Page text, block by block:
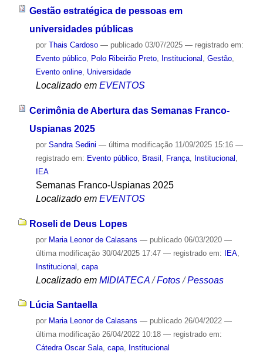
Gestão estratégica de pessoas em
universidades públicas
por Thais Cardoso — publicado03/07/2025 — registrado em:
Evento público, Polo Ribeirão Preto, Institucional , Gestão,
Evento online, Universidade
Localizado em EVENTOS
Cerimônia de Abertura das Semanas Franco-
Uspianas 2025
por Sandra Sedini — última modificação11/09/2025 15:16 —
registrado em: Evento público, Brasil França, Institucional
IEA
Semanas Franco-Uspianas 2025
Localizado em EVENTOS
Roseli de Deus Lopes
por Maria Leonor de Calasans — publicado06/03/2020 —
última modificação30/04/2025 17:47 — registrado em: IEA,
Institucional capa
Localizado em MIDIATECA /Fotos /Pessoas
Lúcia Santaella
por Maria Leonor de Calasans — publicado26/04/2022 —
última modificação26/04/2022 10:18 — registrado em:
Cátedra Oscar Sala, capa, Institucional